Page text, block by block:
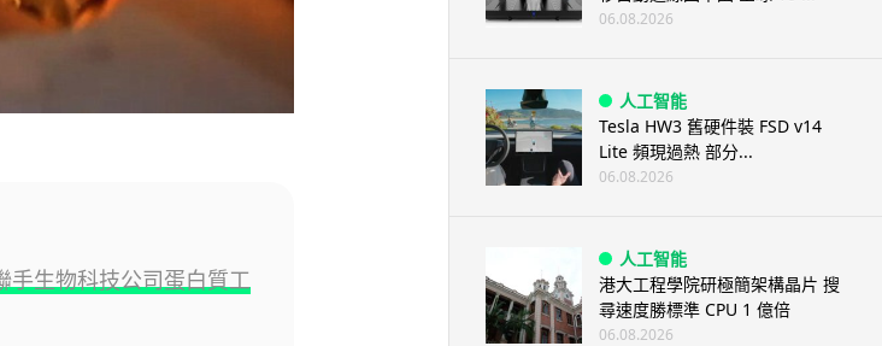
生物科技公司蛋白質工
06.08.2026
人工智能
Tesla HW3 舊硬件裝 FSD v14
Lite 頻現過熱 部分...
06.08.2026
人工智能
港大工程學院研極簡架構晶片 搜
尋速度勝標準 CPU 1 億倍
06.08.2026